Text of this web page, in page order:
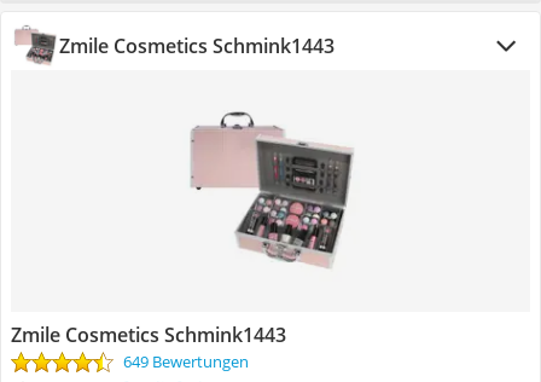
Zmile Cosmetics Schmink1443
Zmile Cosmetics Schmink1443
649 Bewertungen